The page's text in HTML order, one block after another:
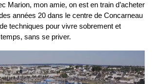
Marion, mon amie, on est en train d’acheter
années 20 dans le centre de Concarneau
techniques pour vivre sobrement et
sans se priver.